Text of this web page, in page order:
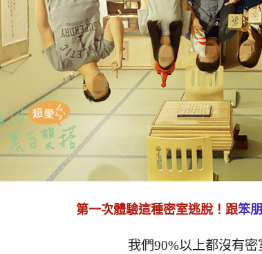
第一次體驗這種密室逃脫！跟笨
我們90%以上都沒有